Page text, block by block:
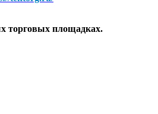
торговых площадках.